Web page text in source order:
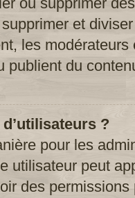
et
les
publient du
?
pour les
utilisateur peut
des